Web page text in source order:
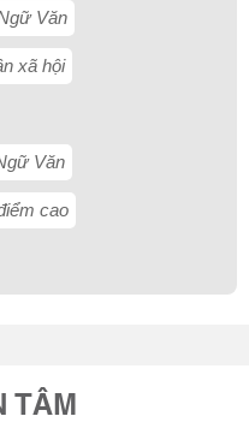
Văn
xã hội
Văn
cao
TÂM